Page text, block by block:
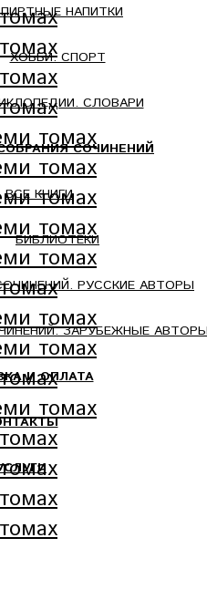
НАПИТКИ
ХОББИ. СПОРТ
СЛОВАРИ
СОЧИНЕНИЙ
ВСЕ КНИГИ
БИБЛИОТЕКИ
РУССКИЕ АВТОРЫ
ЗАРУБЕЖНЫЕ
И ОПЛАТА